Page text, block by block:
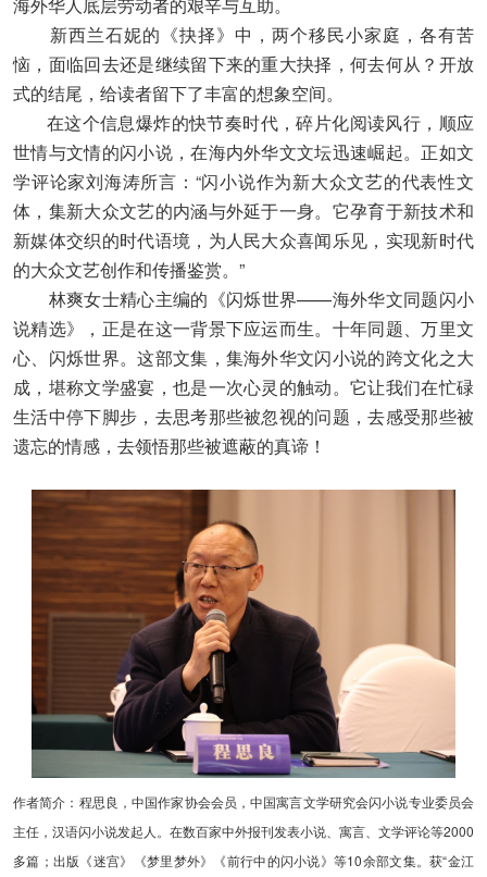
新西兰石妮的《抉择》中，两个移民小家庭，各有苦
恼，面临回去还是继续留下来的重大抉择，何去何从？开放
式的结尾，给读者留下了丰富的想象空间。
在这个信息爆炸的快节奏时代，碎片化阅读风行，顺应
世情与文情的闪小说，在海内外华文文坛迅速崛起。正如文
学评论家刘海涛所言：“闪小说作为新大众文艺的代表性文
体，集新大众文艺的内涵与外延于一身。它孕育于新技术和
新媒体交织的时代语境，为人民大众喜闻乐见，实现新时代
的大众文艺创作和传播鉴赏。”
林爽女士精心主编的《闪烁世界——海外华文同题闪小
说精选》，正是在这一背景下应运而生。十年同题、万里文
心、闪烁世界。这部文集，集海外华文闪小说的跨文化之大
成，堪称文学盛宴，也是一次心灵的触动。它让我们在忙碌
生活中停下脚步，去思考那些被忽视的问题，去感受那些被
遗忘的情感，去领悟那些被遮蔽的真谛！
作者简介：程思良，中国作家协会会员，中国寓言文学研究会闪小说专业委员会
主任，汉语闪小说发起人。在数百家中外报刊发表小说、寓言、文学评论等2000
多篇；出版《迷宫》《梦里梦外》《前行中的闪小说》等10余部文集。获“金江